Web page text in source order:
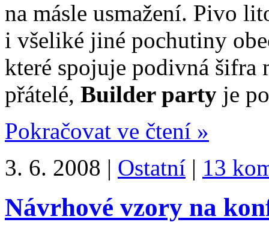
na másle usmažení. Pivo
i všeliké jiné pochutiny
které spojuje podivná šifra
přátelé, Builder party je
Pokračovat ve čtení »
3. 6. 2008 | Ostatní | 13
Návrhové vzory na